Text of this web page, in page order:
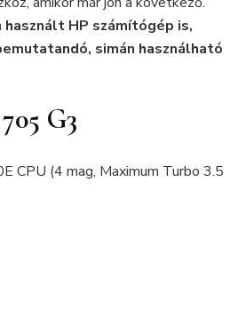
HP számítógép is,
simán használható
G3
CPU (4 mag, Maximum Turbo 3.5